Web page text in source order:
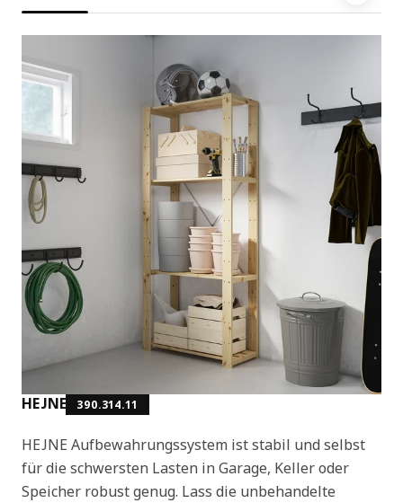
HEJNE 390.314.11
HEJNE Aufbewahrungssystem ist stabil und selbst
für die schwersten Lasten in Garage, Keller oder
Speicher robust genug. Lass die unbehandelte